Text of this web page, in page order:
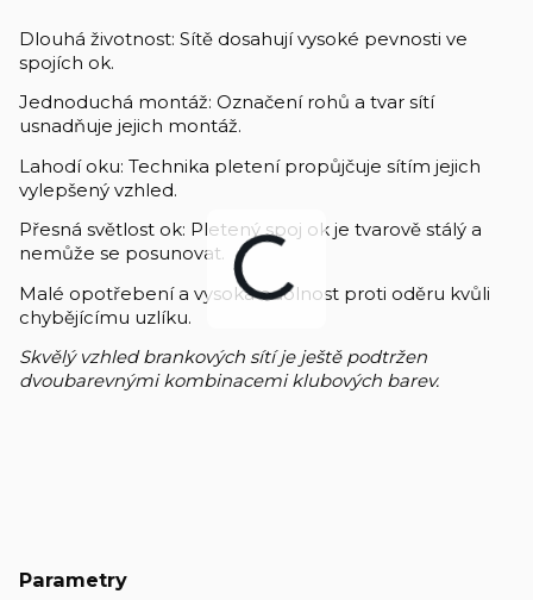
Dlouhá životnost: Sítě dosahují vysoké pevnosti ve
spojích ok.
Jednoduchá montáž: Označení rohů a tvar sítí
usnadňuje jejich montáž.
Lahodí oku: Technika pletení propůjčuje sítím jejich
vylepšený vzhled.
Přesná světlost ok: Pletený spoj ok je tvarově stálý a
nemůže se posunovat.
Malé opotřebení a vysoká odolnost proti oděru kvůli
chybějícímu uzlíku.
Skvělý vzhled brankových sítí je ještě podtržen
dvoubarevnými kombinacemi klubových barev.
Parametry